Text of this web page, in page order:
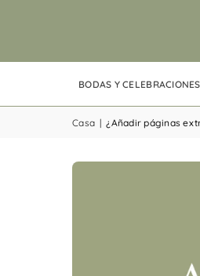
BODAS Y
Casa | ¿Añadir páginas